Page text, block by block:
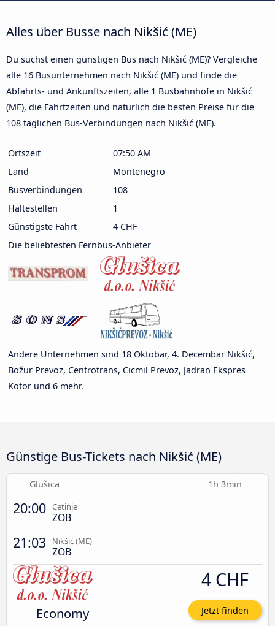
Alles über Busse nach Nikšić (ME)
Du suchst einen günstigen Bus nach Nikšić (ME)? Vergleiche
alle 16 Busunternehmen nach Nikšić (ME) und finde die
Abfahrts- und Ankunftszeiten, alle 1 Busbahnhöfe in Nikšić
(ME), die Fahrtzeiten und natürlich die besten Preise für die
108 täglichen Bus-Verbindungen nach Nikšić (ME).
Ortszeit
07:50 AM
Land
Montenegro
Busverbindungen
108
Haltestellen
1
Günstigste Fahrt
4 CHF
Die beliebtesten Fernbus-Anbieter
Andere Unternehmen sind 18 Oktobar, 4. Decembar Nikšić,
Božur Prevoz, Centrotrans, Cicmil Prevoz, Jadran Ekspres
Kotor und 6 mehr.
Günstige Bus-Tickets nach Nikšić (ME)
Glušica 1h 3min
20:00 Cetinje
ZOB
21:03 Nikšić (ME)
ZOB
Economy
4 CHF
Jetzt finden